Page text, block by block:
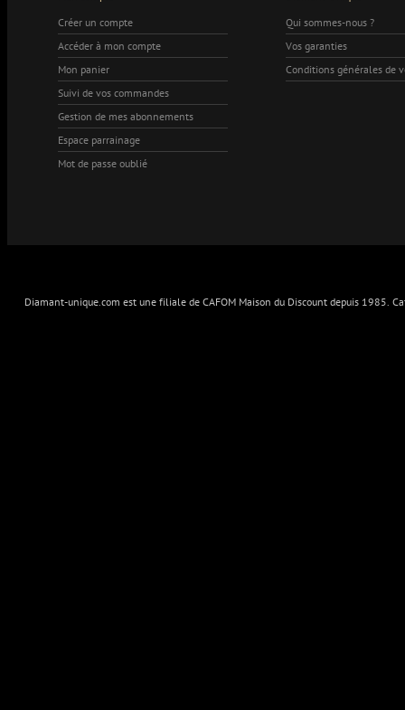
Créer un compte
Accéder à mon compte
Mon panier
Suivi de vos commandes
Gestion de mes abonnements
Espace parrainage
Mot de passe oublié
Qui sommes-nous ?
Vos garanties
Conditions générales de
Diamant-unique.com est une filiale de CAFOM Maison du Discount depuis 1985.